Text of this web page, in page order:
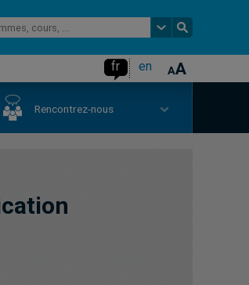
fr en
Rencontrez-nous